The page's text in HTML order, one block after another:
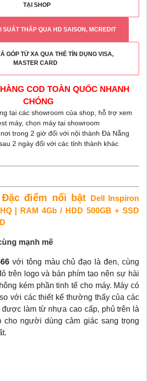
TẠI SHOP
SUẤT THẤP QUA HD SAISON, MCREDIT
GÓP TỪ XA QUA THẺ TÍN DỤNG VISA,
MASTER CARD
COD TOÀN QUỐC NHANH
CHÓNG
tại các showroom của shop, hỗ trợ xem
máy, chọn máy tại showroom
trong 2 giờ đối với nội thành Đà Nẵng
2 ngày đối với các tỉnh thành khác
Đặc điểm nổi bật
Dell Inspiron
| RAM 4Gb / HDD 500GB + SSD
mạnh mẽ
với tông màu chủ đạo là đen, cùng
trên logo và bán phím tạo nên sự hài
kém phần tinh tế cho máy. Máy có
với các thiết kế thường thấy của các
được làm từ nhựa cao cấp, phủ trên là
cho người dùng cảm giác sang trọng